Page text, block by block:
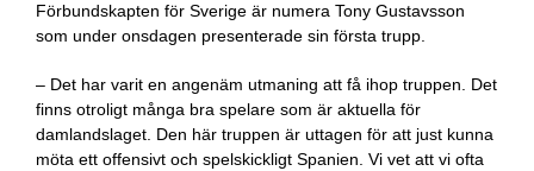
Förbundskapten för Sverige är numera Tony Gustavsson
som under onsdagen presenterade sin första trupp.
– Det har varit en angenäm utmaning att få ihop truppen. Det
finns otroligt många bra spelare som är aktuella för
damlandslaget. Den här truppen är uttagen för att just kunna
möta ett offensivt och spelskickligt Spanien. Vi vet att vi ofta